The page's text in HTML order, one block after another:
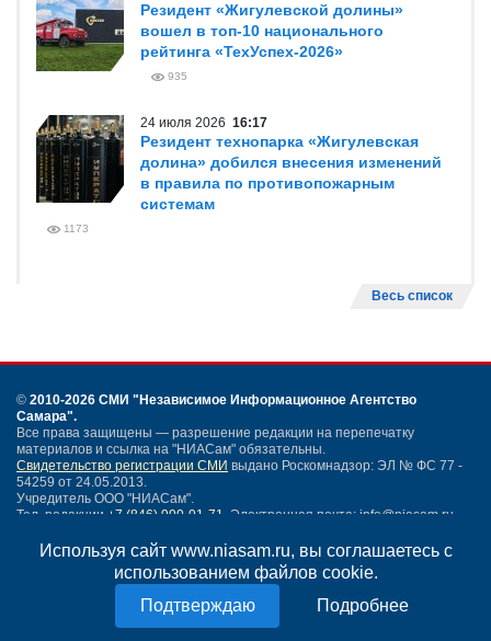
Используя сайт www.niasam.ru, вы соглашаетесь с
использованием файлов cookie.
Подробнее
Резидент «Жигулевской долины»
вошел в топ-10 национального
рейтинга «ТехУспех-2026»
935
24 июля 2026 16:17
Резидент технопарка «Жигулевская
долина» добился внесения изменений
в правила по противопожарным
системам
1173
Весь список
© 2010-2026 СМИ "Независимое Информационное Агентство
Самара".
Все права защищены — разрешение редакции на перепечатку
материалов и ссылка на "НИАСам" обязательны.
Свидетельство регистрации СМИ выдано Роскомнадзор: ЭЛ № ФС 77 -
54259 от 24.05.2013.
Учредитель ООО "НИАСам".
Тел. редакции +7 (846) 990-91-71. Электронная почта: info@niasam.ru
Написать письмо
Политика конфиденциальности